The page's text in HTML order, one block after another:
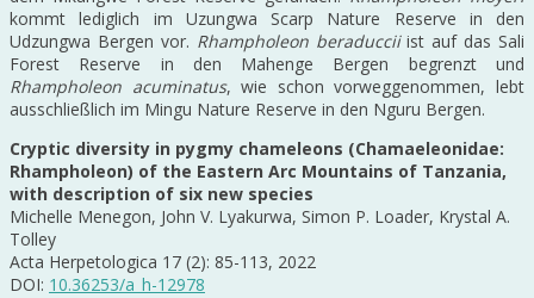
kommt lediglich im Uzungwa Scarp Nature Reserve in den
Udzungwa Bergen vor. Rhampholeon beraducciiist auf das Sali
Forest Reserve in den Mahenge Bergen begrenzt und
Rhampholeon acuminatus, wie schon vorweggenommen, lebt
ausschließlich im Mingu Nature Reserve in den Nguru Bergen.
Cryptic diversity in pygmy chameleons (Chamaeleonidae:
Rhampholeon) of the Eastern Arc Mountains of Tanzania,
with description of six new species
Michelle Menegon, John V. Lyakurwa, Simon P. Loader, Krystal A.
Tolley
Acta Herpetologica 17 (2): 85-113, 2022
DOI: 10.36253/a_h-12978